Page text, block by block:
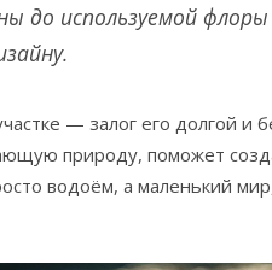
до используемой
— залог его долгой и
природу, поможет
водоём, а маленький